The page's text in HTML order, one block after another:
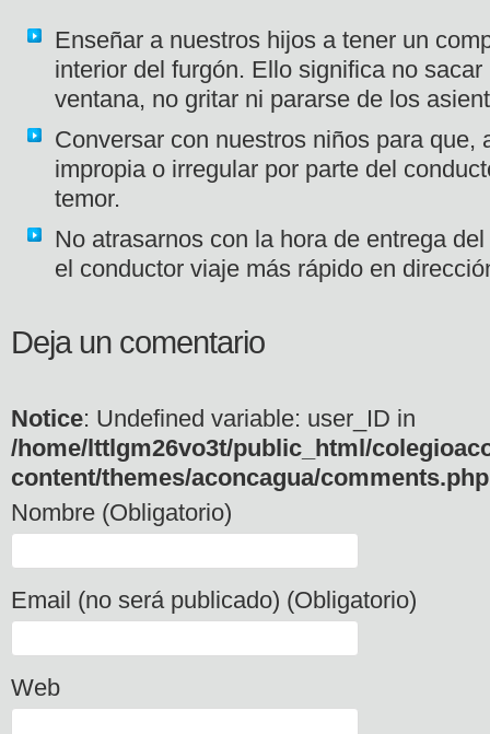
Enseñar a nuestros hijos a tener un
interior del furgón. Ello significa no
ventana, no gritar ni pararse de los
Conversar con nuestros niños para que,
impropia o irregular por parte del
temor.
No atrasarnos con la hora de entrega
el conductor viaje más rápido en
Deja un comentario
Notice: Undefined variable: user_ID in
/home/lttlgm26vo3t/public_html/
content/themes/aconcagua/comments.php
Nombre (Obligatorio)
Email (no será publicado) (Obligatorio)
Web